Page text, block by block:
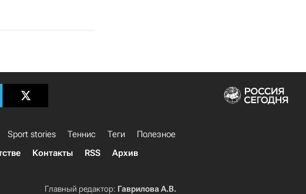
Sport stories Теннис Теги
Полезное
Контакты RSS Архив
Главный редактор: Гаврилова А.В.